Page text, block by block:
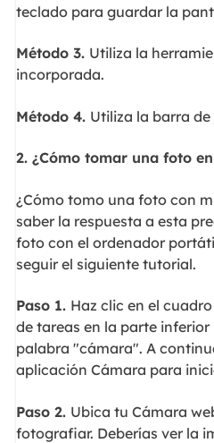
teclado para guardar la
Método 3. Utiliza la
incorporada.
Método 4. Utiliza la barra
2. ¿Cómo tomar una foto
¿Cómo tomo una foto con
saber la respuesta a esta
foto con el ordenador
seguir el siguiente tutorial.
Paso 1. Haz clic en el
de tareas en la parte
palabra "cámara". A
aplicación Cámara para
Paso 2. Ubica tu Cámara
fotografiar. Deberías ver la